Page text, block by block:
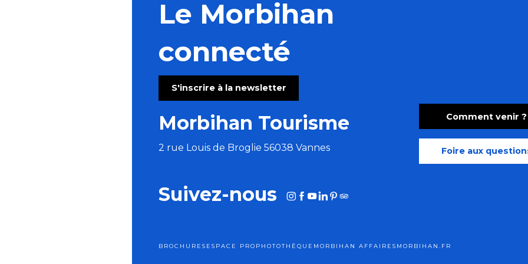
Le Morbihan
connecté
S'inscrire à la newsletter
Morbihan Tourisme
2 rue Louis de Broglie 56038 Vannes
Comment venir ?
Foire aux
Suivez-nous
BROCHURES ESPACE PRO PHOTOTHÈQUE MORBIHAN AFFAIRES MORBIHAN.FR